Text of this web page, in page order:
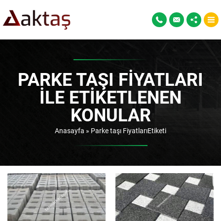
PARKE TAŞI FIYATLARI
ILE ETIKETLENEN
KONULAR
Anasayfa » Parke taşı FiyatlarıEtiketi